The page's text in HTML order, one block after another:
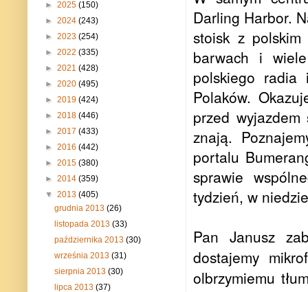
Darling Harbor.
stoisk z polskim
barwach i
polskiego radia
Polaków.
przed
znają.
portalu
sprawie
tydzień, w
Pan Janusz
dostajemy
olbrzymiemu
► 2025 (150)
► 2024 (243)
► 2023 (254)
► 2022 (335)
► 2021 (428)
► 2020 (495)
► 2019 (424)
► 2018 (446)
► 2017 (433)
► 2016 (442)
► 2015 (380)
► 2014 (359)
▼ 2013 (405)
grudnia 2013(26)
listopada 2013(33)
października 2013(30)
września 2013(31)
sierpnia 2013(30)
lipca 2013(37)